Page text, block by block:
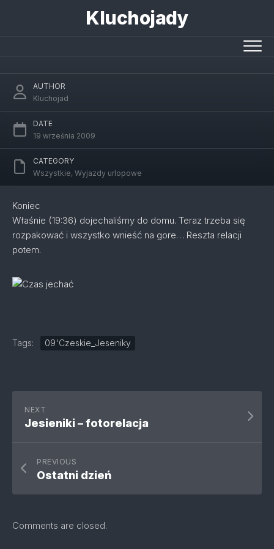
Kluchojady
AUTHOR
Kluchojad
DATE
19 września 2009
CATEGORY
Wszystkie, Wyjazdy urlopowe
Koniec
Właśnie (19:36) dojechaliśmy do domu. Teraz trzeba się
rozpakować i wszystko wnieść na gore… Reszta relacji
potem.
Tags: 09'Czeskie_Jeseniky
NEXT
Jesieniki – fotorelacja
PREVIOUS
Ostatni dzień
Comments are closed.